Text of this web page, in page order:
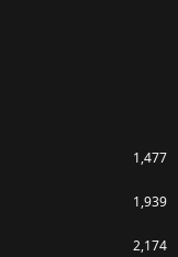
1,477
1,939
2,174